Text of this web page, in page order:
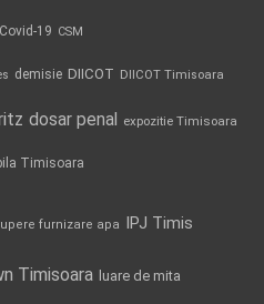
Covid-19 CSM
demisie DIICOT DIICOT Timisoara
dosar penal expozitie Timisoara
Timisoara
furnizare apa IPJ Timis
Timisoara luare de mita